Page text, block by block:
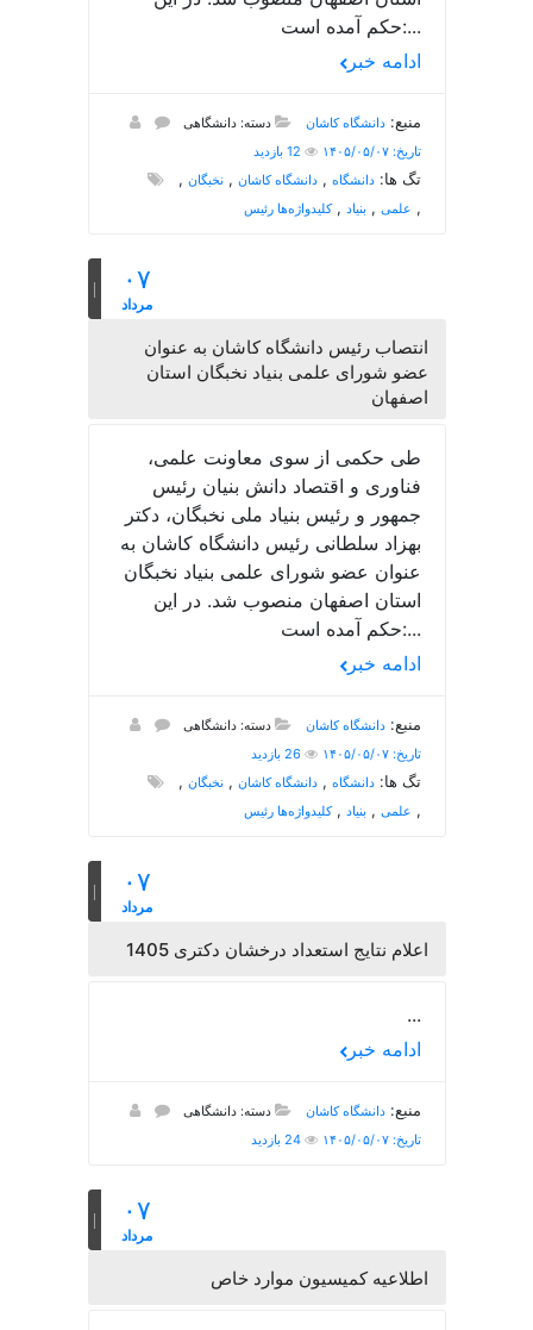
حکم آمده است:...
ادامه خبر
منبع:دانشگاه کاشان
دسته: دانشگاهی
تاریخ: ۱۴۰۵/۰۵/۰۷
تگ ها:دانشگاه ,دانشگاه کاشان , نخبگان ,
علمی , بنیاد ,کلیدواژه‌ها رئیس ,
۰۷
مرداد
انتصاب رئیس دانشگاه کاشان به عنوان
عضو شورای علمی بنیاد نخبگان استان
اصفهان
طی حکمی از سوی معاونت علمی،
فناوری و اقتصاد دانش بنیان رئیس
جمهور و رئیس بنیاد ملی نخبگان، دکتر
بهزاد سلطانی رئیس دانشگاه کاشان به
عنوان عضو شورای علمی بنیاد نخبگان
استان اصفهان منصوب شد. در این
حکم آمده است:...
ادامه خبر
منبع:دانشگاه کاشان
دسته: دانشگاهی
تاریخ: ۱۴۰۵/۰۵/۰۷
26 بازدید
تگ ها:دانشگاه ,دانشگاه کاشان , نخبگان ,
علمی , بنیاد ,کلیدواژه‌ها رئیس ,
۰۷
مرداد
اعلام نتایج استعداد درخشان دکتری 1405
...
ادامه خبر
منبع:دانشگاه کاشان
دسته: دانشگاهی
تاریخ: ۱۴۰۵/۰۵/۰۷
24 بازدید
۰۷
مرداد
اطلاعیه کمیسیون موارد خاص